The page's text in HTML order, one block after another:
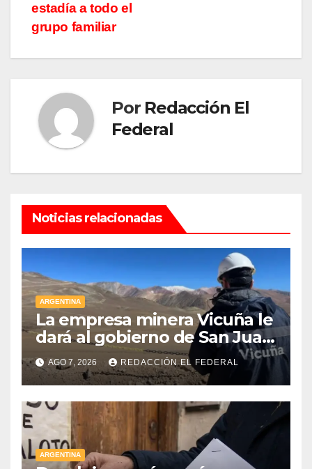
estadía a todo el
grupo familiar
Por Redacción El
Federal
Noticias relacionadas
ARGENTINA
La empresa minera Vicuña le
dará al gobierno de San Juan
U$D 250 millones cómo un
aporte extraordinario y no
reembolsable
AGO 7, 2026 REDACCIÓN EL FEDERAL
ARGENTINA